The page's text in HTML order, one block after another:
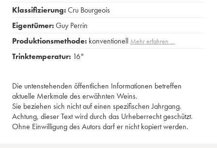
Klassifizierung:Cru Bourgeois
Eigentümer:Guy Perrin
Produktionsmethode: konventionell Mehr erfahren …
Trinktemperatur: 16°
Die untenstehenden öffentlichen Informationen betreffen
aktuelle Merkmale des erwähnten Weins.
Sie beziehen sich nicht auf einen spezifischen Jahrgang.
Achtung, dieser Text wird durch das Urheberrecht geschützt.
Ohne Einwilligung des Autors darf er nicht kopiert werden.